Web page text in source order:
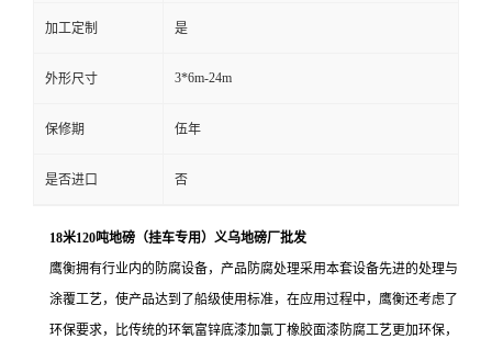
加工定制 是
外形尺寸 3*6m-24m
保修期 伍年
是否进口 否
18米120吨地磅（挂车专用）义乌地磅厂批发
鹰衡拥有行业内的防腐设备，产品防腐处理采用本套设备先进的处理与
涂覆工艺，使产品达到了船级使用标准，在应用过程中，鹰衡还考虑了
环保要求，比传统的环氧富锌底漆加氯丁橡胶面漆防腐工艺更加环保，